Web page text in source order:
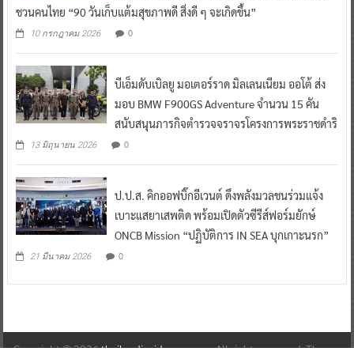
ชวนคนไทย “90 วันเก็บแต้มสุขภาพดี สิ่งดี ๆ จะเกิดขึ้น”
10 กรกฎาคม 2026 0
บีเอ็มดับเบิลยู มอเตอร์ราด มิลเลนเนียม ออโต้ ส่ง
มอบ BMW F900GS Adventure จำนวน 15 คัน
สนับสนุนภารกิจตำรวจจราจรโครงการพระราชดำริ
13 มิถุนายน 2026 0
ป.ป.ส. คิกออฟบิ๊กอีเวนต์ ดึงพลังมวลชนร่วมแจ้ง
เบาะแสยาเสพติด พร้อมเปิดตัวซีรีส์ฟอร์มยักษ์
ONCB Mission “ปฏิบัติการ IN SEA บุกเกาะนรก”
21 มีนาคม 2026 0
Copyright © 2026thailandinsidenew.com. All rights reserved. Theme: